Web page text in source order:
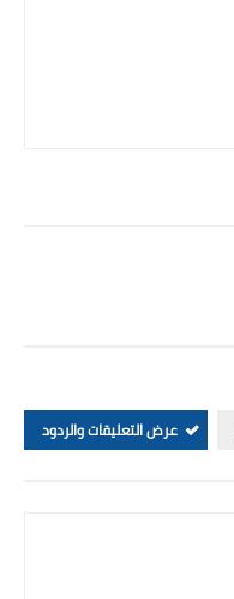
عرض التعليقات والردود